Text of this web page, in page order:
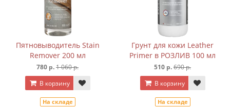
Пятновыводитель Stain
Remover 200 мл
780 р.1 060 р.
В корзину
На складе
Грунт для кожи Leather
Primer в РОЗЛИВ 100 мл
510 р.690 р.
В корзину
На складе